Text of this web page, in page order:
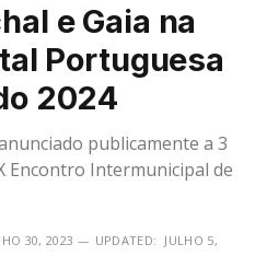
e Gaia na
Portuguesa
2024
publicamente a 3
Encontro Intermunicipal de
30, 2023 UPDATED: JULHO 5,